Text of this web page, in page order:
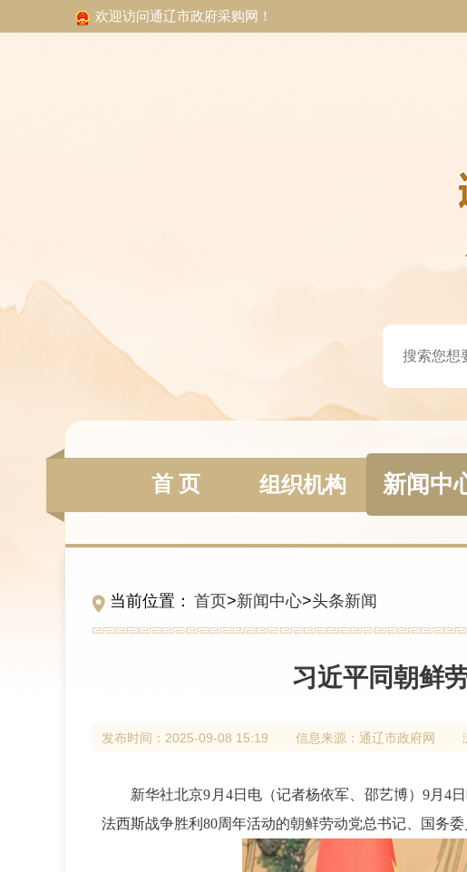
欢迎访问通辽市政府采购网！
首 页 组织机构 新闻中
当前位置： 首页>新闻中心>头条新闻
习近平同朝鲜
发布时间： 2025-09-08 15:19 信息来源： 通辽市政府网
新华社北京9月4日电（记者杨依军、邵艺博）9月4
法西斯战争胜利80周年活动的朝鲜劳动党总书记、国务委